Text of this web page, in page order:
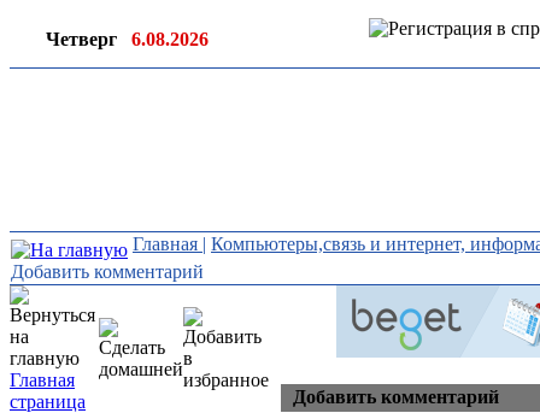
Четверг 6.08.2026
Главная | Компьютеры,связь и интернет,
Добавить комментарий
Главная
страница
Добавить комментарий